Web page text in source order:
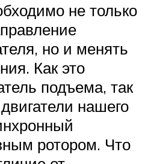
не только
но и менять
Как это
подъема, так
нашего
ротором. Что